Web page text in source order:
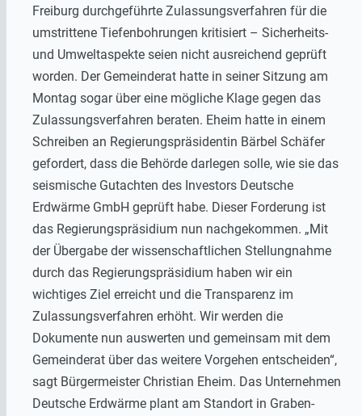
Freiburg durchgeführte Zulassungsverfahren für die
umstrittene Tiefenbohrungen kritisiert – Sicherheits-
und Umweltaspekte seien nicht ausreichend geprüft
worden. Der Gemeinderat hatte in seiner Sitzung am
Montag sogar über eine mögliche Klage gegen das
Zulassungsverfahren beraten. Eheim hatte in einem
Schreiben an Regierungspräsidentin Bärbel Schäfer
gefordert, dass die Behörde darlegen solle, wie sie das
seismische Gutachten des Investors Deutsche
Erdwärme GmbH geprüft habe. Dieser Forderung ist
das Regierungspräsidium nun nachgekommen. „Mit
der Übergabe der wissenschaftlichen Stellungnahme
durch das Regierungspräsidium haben wir ein
wichtiges Ziel erreicht und die Transparenz im
Zulassungsverfahren erhöht. Wir werden die
Dokumente nun auswerten und gemeinsam mit dem
Gemeinderat über das weitere Vorgehen entscheiden“,
sagt Bürgermeister Christian Eheim. Das Unternehmen
Deutsche Erdwärme plant am Standort in Graben-